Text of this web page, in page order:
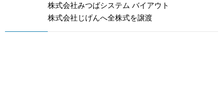
株式会社みつばシステム バイアウト
株式会社じげんへ全株式を譲渡